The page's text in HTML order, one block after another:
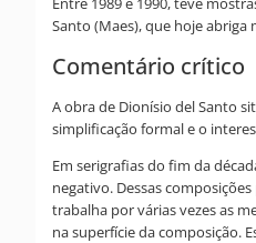
Santo (Maes), que hoje abriga
Comentário crítico
A obra de Dionísio del Santo
simplificação formal e o
Em serigrafias do fim da
negativo. Dessas
trabalha por várias vezes as
na superfície da composição.